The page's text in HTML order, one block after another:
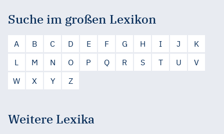
Suche im großen Lexikon
A B C D E F G H I J
K
L
M N O P Q R S T U
V
W
X Y Z
Weitere Lexika